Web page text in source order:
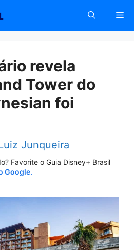
revela
Tower do
foi
Junqueira
Favorite o Guia Disney+ Brasil
Google.